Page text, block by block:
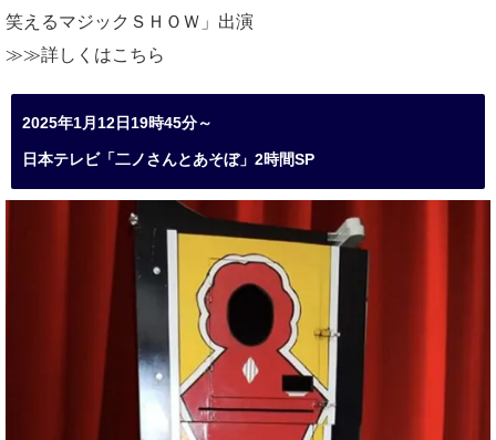
笑えるマジックＳＨＯＷ」出演
≫≫詳しくはこちら
2025年1月12日19時45分～
日本テレビ「二ノさんとあそぼ」2時間SP